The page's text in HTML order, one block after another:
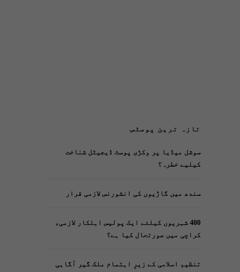
تازہ ترین پوسٹس
سوشل میڈیا پر وکڑی پوسٹ ڈیجیٹل شناخت
کیلیے خطرہ؟
سندھ میں گاڑیوں کی انشورنس لازمی قرار
400 شہریوں کیلئے ایک پولیس اہلکار لازمی،
کراچی میں صورتحال کیا ہے؟
تنظیم اسلامی کے زیرِ اہتمام ملک گیر آگاہی